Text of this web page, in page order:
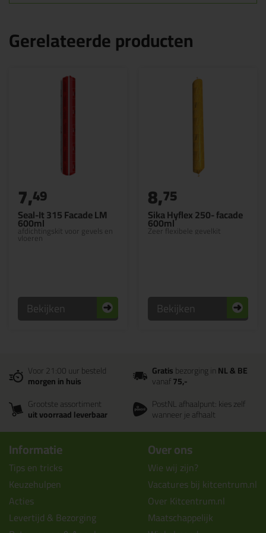
Gerelateerde producten
Seal-It 315 Facade LM
600ml
afdichtingskit voor gevels en
vloeren
7,49
Bekijken
Sika Hyflex 250- facade
600ml
Zeer flexibele gevelkit
8,75
Bekijken
Voor 21:00 uur besteld
morgen in huis
Gratisbezorging inNL & BE
vanaf75,-
Grootste assortiment
uit voorraad leverbaar
PostNL afhaalpunt: kies zelf
wanneer je afhaalt
Informatie
Tips en tricks
Keuzehulpen
Acties
Levertijd & Bezorging
Over ons
Wie wij zijn?
Vacatures bij kitcentrum.nl
Over Kitcentrum.nl
Maatschappelijk